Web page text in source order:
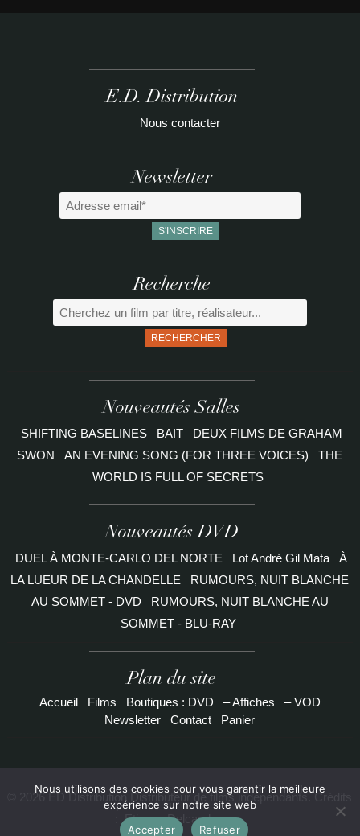
E.D. Distribution
Nous contacter
Newsletter
Recherche
RECHERCHER
Nouveautés Salles
SHIFTING BASELINES BAIT
DEUX FILMS DE GRAHAM
SWON
AN EVENING SONG (FOR THREE VOICES)
THE
WORLD IS FULL OF SECRETS
Nouveautés DVD
DUEL À MONTE-CARLO DEL NORTE Lot André Gil Mata
À
LA LUEUR DE LA CHANDELLE
RUMOURS, NUIT BLANCHE
AU SOMMET - DVD
RUMOURS, NUIT BLANCHE AU
SOMMET - BLU-RAY
Plan du site
Accueil Films Boutiques : DVD – Affiches
– VOD
Newsletter
Contact Panier
© 2026 ED Distribution Distributeur de films indépendants. Crédits
Etienne Delcambre
Nous utilisons des cookies pour vous garantir la meilleure
expérience sur notre site web
Accepter
Refuser